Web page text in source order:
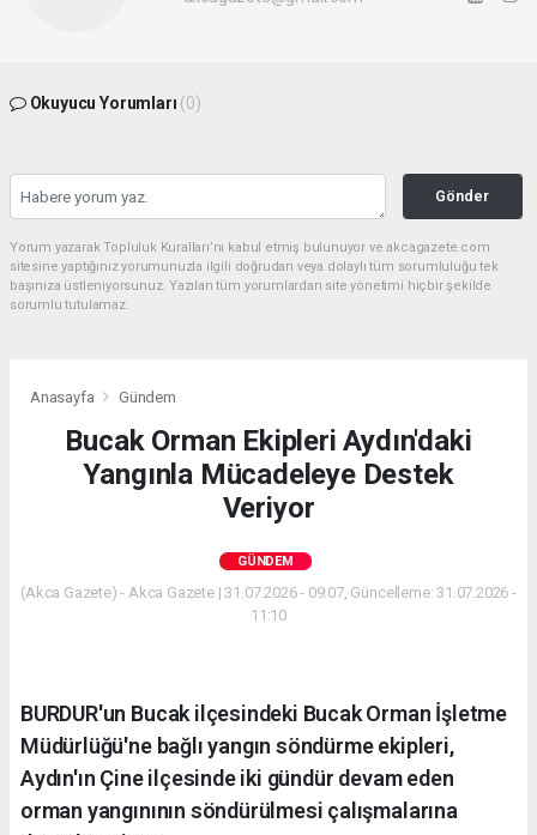
Okuyucu Yorumları (0)
Gönder
Yorum yazarak Topluluk Kuralları’nı kabul etmiş bulunuyor ve akcagazete.com
sitesine yaptığınız yorumunuzla ilgili doğrudan veya dolaylı tüm sorumluluğu tek
başınıza üstleniyorsunuz. Yazılan tüm yorumlardan site yönetimi hiçbir şekilde
sorumlu tutulamaz.
Anasayfa Gündem
Bucak Orman Ekipleri Aydın'daki
Yangınla Mücadeleye Destek
Veriyor
GÜNDEM
(Akca Gazete) - Akca Gazete | 31.07.2026 - 09:07, Güncelleme: 31.07.2026 -
11:10
BURDUR'un Bucak ilçesindeki Bucak Orman İşletme
Müdürlüğü'ne bağlı yangın söndürme ekipleri,
Aydın'ın Çine ilçesinde iki gündür devam eden
orman yangınının söndürülmesi çalışmalarına